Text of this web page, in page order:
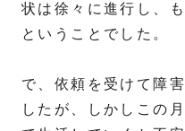
状は徐々に進行し、
ということでした。
で、依頼を受けて障
したが、しかしこの